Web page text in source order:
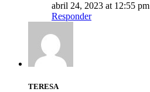
abril 24, 2023 at 12:55 pm
Responder
TERESA